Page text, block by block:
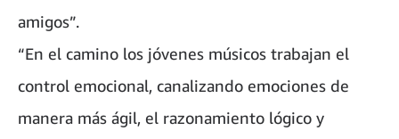
amigos”.
“En el camino los jóvenes músicos trabajan el
control emocional, canalizando emociones de
manera más ágil, el razonamiento lógico y